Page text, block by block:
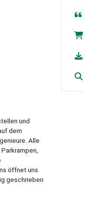
und
dem
Alle
öffnet uns
geschrieben